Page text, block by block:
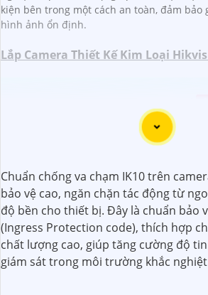
kiện bên trong một cách an toàn, đảm
hình ảnh ổn định.
Lắp Camera Thiết Kế Kim Loại
Camera IP Hikvision DS-2DE2A404IWG1-E PTZ
Camera Thiết Kế Kim Loại Hikvision
Chuẩn chống va chạm IK10 trên
bảo vệ cao, ngăn chặn tác động từ
độ bền cho thiết bị. Đây là chuẩn bảo
(Ingress Protection code), thích hợp
chất lượng cao, giúp tăng cường độ
giám sát trong môi trường khắc nghiệt